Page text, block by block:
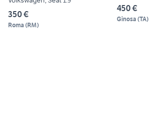
350 €
Roma (RM)
450 €
Ginosa (TA)